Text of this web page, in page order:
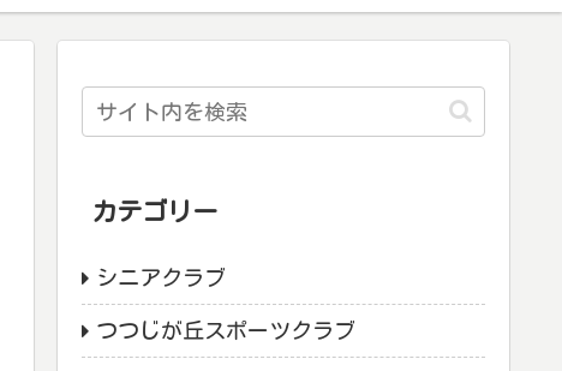
カテゴリー
シニアクラブ
つつじが丘スポーツクラブ